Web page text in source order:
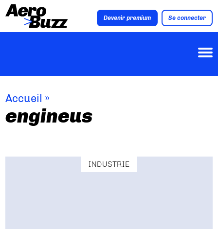
Devenir premium Se connecter
Accueil »
engineus
INDUSTRIE